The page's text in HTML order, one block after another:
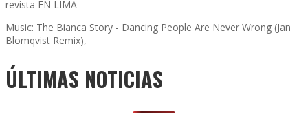
revista EN LIMA
Music: The Bianca Story - Dancing People Are Never Wrong (Jan
Blomqvist Remix),
ÚLTIMAS NOTICIAS